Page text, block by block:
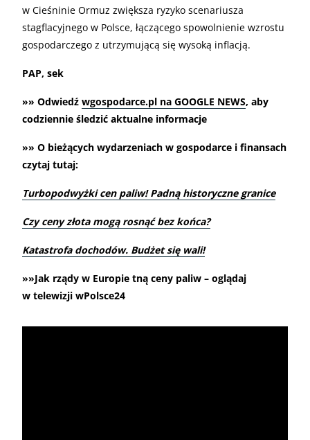
w Cieśninie Ormuz zwiększa ryzyko scenariusza
stagflacyjnego w Polsce, łączącego spowolnienie wzrostu
gospodarczego z utrzymującą się wysoką inflacją.
PAP, sek
»» Odwiedź wgospodarce.pl na GOOGLE NEWS, aby
codziennie śledzić aktualne informacje
»» O bieżących wydarzeniach w gospodarce i finansach
czytaj tutaj:
Turbopodwyżki cen paliw! Padną historyczne granice
Czy ceny złota mogą rosnąć bez końca?
Katastrofa dochodów. Budżet się wali!
»»Jak rządy w Europie tną ceny paliw – oglądaj
w telewizji wPolsce24